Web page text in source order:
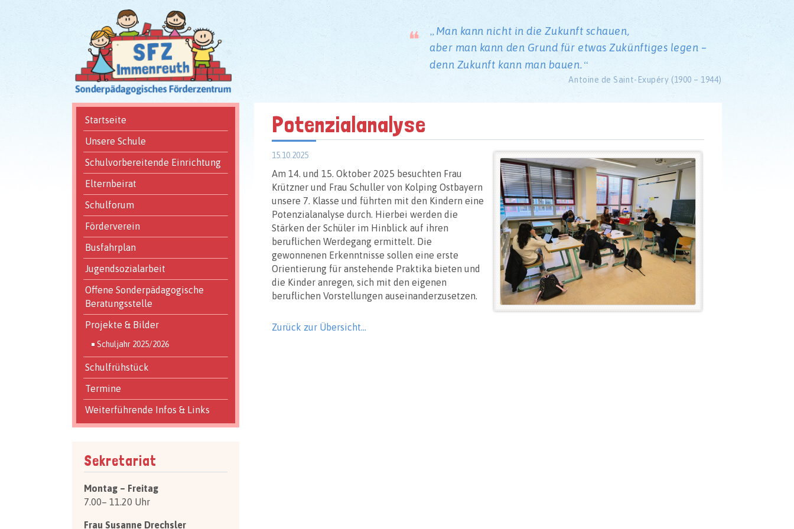
Man kann nicht in die Zukunft schauen,
aber man kann den Grund für etwas Zukünftiges legen –
denn Zukunft kann man bauen.
Antoine de Saint-Exupéry (1900 – 1944)
Navigation
überspringen
Startseite
Unsere Schule
Schulvorbereitende Einrichtung
Elternbeirat
Schulforum
Förderverein
Busfahrplan
Jugendsozialarbeit
Offene Sonderpädagogische
Beratungsstelle
Projekte & Bilder
Schuljahr 2025/2026
Schulfrühstück
Termine
Weiterführende Infos & Links
Sekretariat
Montag – Freitag
7.00– 11.20 Uhr
Frau Susanne Drechsler
Potenzialanalyse
15.10.2025
Am 14. und 15. Oktober 2025 besuchten Frau
Krützner und Frau Schuller von Kolping Ostbayern
unsere 7. Klasse und führten mit den Kindern eine
Potenzialanalyse durch. Hierbei werden die
Stärken der Schüler im Hinblick auf ihren
beruflichen Werdegang ermittelt. Die
gewonnenen Erkenntnisse sollen eine erste
Orientierung für anstehende Praktika bieten und
die Kinder anregen, sich mit den eigenen
beruflichen Vorstellungen auseinanderzusetzen.
Zurück zur Übersicht…